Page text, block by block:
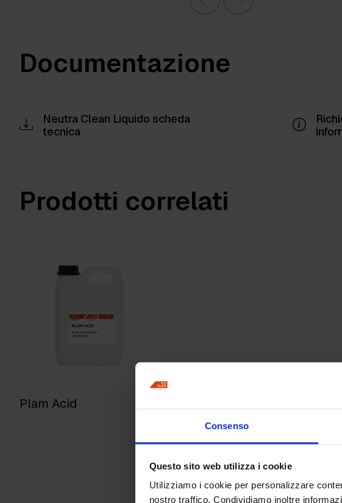
Consenso
Questo sito web utilizza i cookie
Utilizziamo i cookie per personalizzare
nostro traffico. Condividiamo inoltre
Documentazione
Neutra Clean Liquido scheda
tecnica
Prodotti correlati
Plam Acid